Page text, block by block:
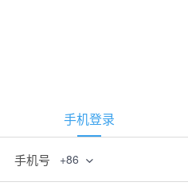
手机登录
手机号 +86